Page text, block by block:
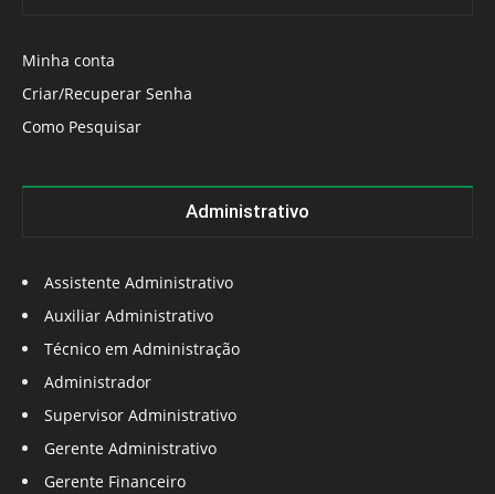
Minha conta
Criar/Recuperar Senha
Como Pesquisar
Administrativo
Assistente Administrativo
Auxiliar Administrativo
Técnico em Administração
Administrador
Supervisor Administrativo
Gerente Administrativo
Gerente Financeiro